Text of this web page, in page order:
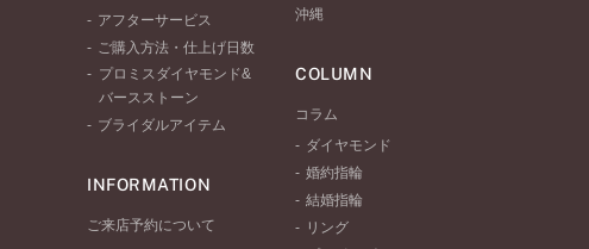
アフターサービス
ご購入方法・仕上げ日数
プロミスダイヤモンド&
バースストーン
ブライダルアイテム
INFORMATION
ご来店予約について
沖縄
COLUMN
コラム
ダイヤモンド
婚約指輪
結婚指輪
リング